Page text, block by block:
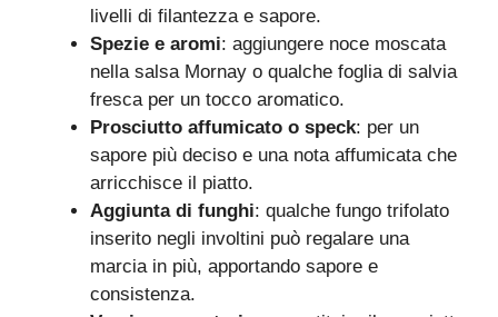
livelli di filantezza e sapore.
Spezie e aromi: aggiungere noce moscata
nella salsa Mornay o qualche foglia di salvia
fresca per un tocco aromatico.
Prosciutto affumicato o speck: per un
sapore più deciso e una nota affumicata che
arricchisce il piatto.
Aggiunta di funghi: qualche fungo trifolato
inserito negli involtini può regalare una
marcia in più, apportando sapore e
consistenza.